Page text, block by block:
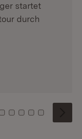
startet
durch
6 7 8
Kachel: 9
Zu Kachel: 10
Zu Kachel: 11
Zu Kachel: 12
Zu Kachel:
Zu